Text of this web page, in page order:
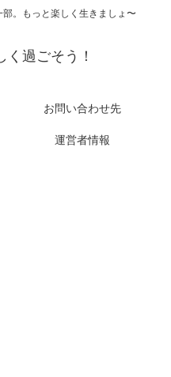
。もっと楽しく生きましょ〜
く過ごそう！
お問い合わせ先
運営者情報